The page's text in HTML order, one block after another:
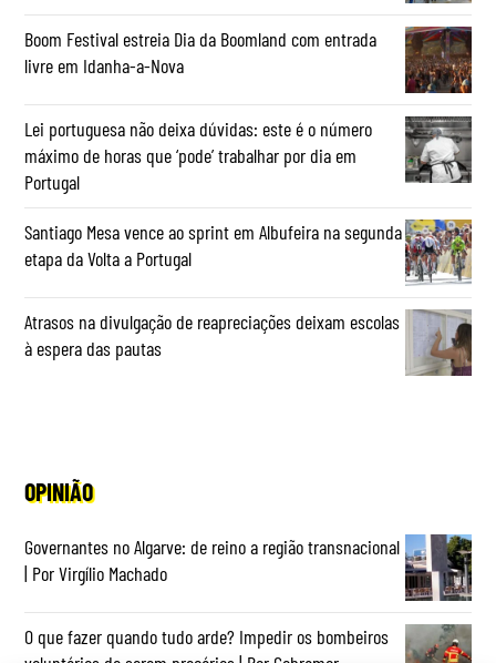
Boom Festival estreia Dia da Boomland com entrada
livre em Idanha-a-Nova
Lei portuguesa não deixa dúvidas: este é o número
máximo de horas que ‘pode’ trabalhar por dia em
Portugal
Santiago Mesa vence ao sprint em Albufeira na segunda
etapa da Volta a Portugal
Atrasos na divulgação de reapreciações deixam escolas
à espera das pautas
OPINIÃO
Governantes no Algarve: de reino a região transnacional
| Por Virgílio Machado
O que fazer quando tudo arde? Impedir os bombeiros